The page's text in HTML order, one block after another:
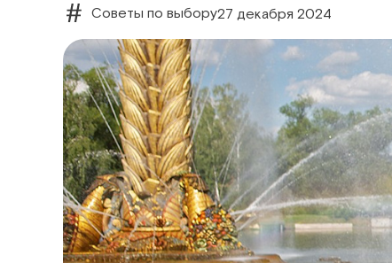
Советы по выбору27 декабря 2024